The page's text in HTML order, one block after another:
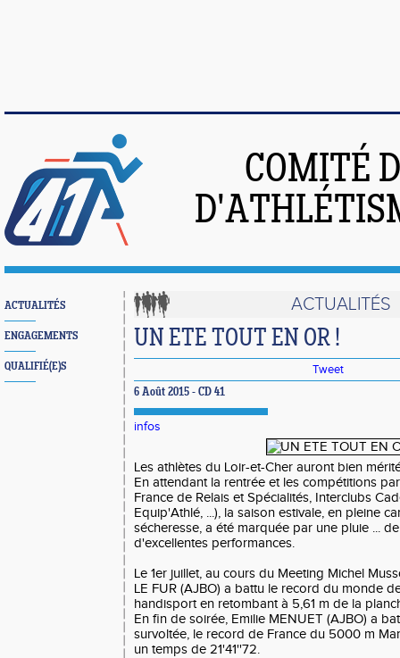
COMITÉ
ACTUALITÉS
ENGAGEMENTS
QUALIFIÉ(E)S
ACTUALITÉS
UN ETE TOUT EN OR !
Tweet
6 Août 2015 - CD 41
infos
Les athlètes du Loir-et-Cher auront bien
En attendant la rentrée et les compétitions
France de Relais et Spécialités, Interclubs
Equip'Athlé, ...), la saison estivale, en pleine
sécheresse, a été marquée par une pluie ...
d'excellentes performances.
Le 1er juillet, au cours du Meeting Michel
LE FUR (AJBO) a battu le record du monde
handisport en retombant à 5,61 m de la
En fin de soirée, Emilie MENUET (AJBO) a
survoltée, le record de France du 5000 m
un temps de 21'41''72.